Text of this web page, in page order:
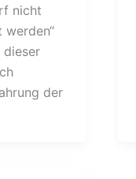
nicht
dieser
der